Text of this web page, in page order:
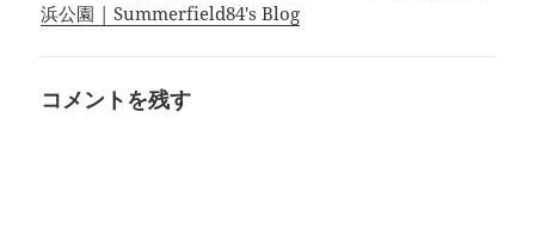
浜公園 | Summerfield84's Blog
コメントを残す